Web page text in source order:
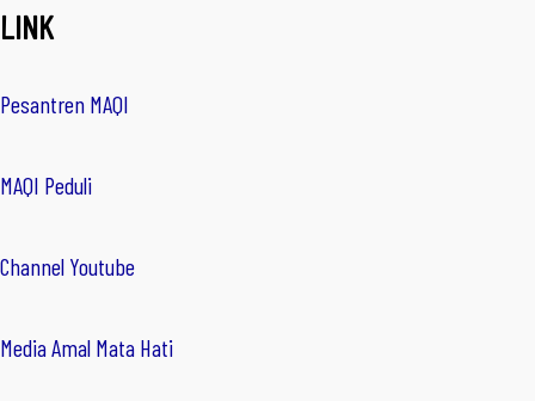
LINK
Pesantren MAQI
MAQI Peduli
Channel Youtube
Media Amal Mata Hati